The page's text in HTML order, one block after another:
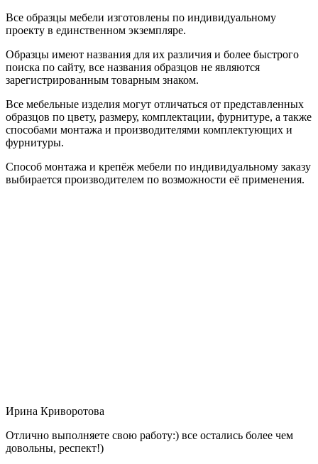
Все образцы мебели изготовлены по индивидуальному
проекту в единственном экземпляре.
Образцы имеют названия для их различия и более быстрого
поиска по сайту, все названия образцов не являются
зарегистрированным товарным знаком.
Все мебельные изделия могут отличаться от представленных
образцов по цвету, размеру, комплектации, фурнитуре, а также
способами монтажа и производителями комплектующих и
фурнитуры.
Способ монтажа и крепёж мебели по индивидуальному заказу
выбирается производителем по возможности её применения.
Ирина Криворотова
Отлично выполняете свою работу:) все остались более чем
довольны, респект!)